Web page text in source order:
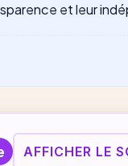
et leur
AFFICHER LE